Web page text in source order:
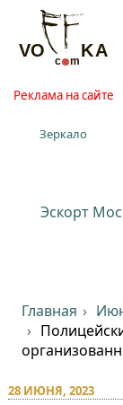
Реклама на сайте
Зеркало
Эскорт
Главная
28 ИЮНЯ, 2023